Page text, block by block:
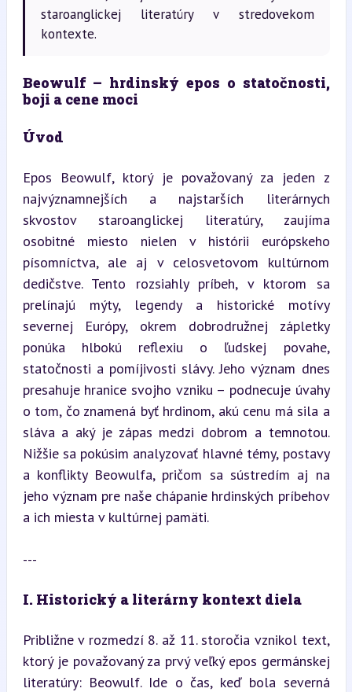
staroanglickej literatúry v stredovekom
kontexte.
Beowulf – hrdinský epos o statočnosti,
boji a cene moci
Úvod
Epos Beowulf, ktorý je považovaný za jeden z
najvýznamnejších a najstarších literárnych
skvostov staroanglickej literatúry, zaujíma
osobitné miesto nielen v histórii európskeho
písomníctva, ale aj v celosvetovom kultúrnom
dedičstve. Tento rozsiahly príbeh, v ktorom sa
prelínajú mýty, legendy a historické motívy
severnej Európy, okrem dobrodružnej zápletky
ponúka hlbokú reflexiu o ľudskej povahe,
statočnosti a pomíjivosti slávy. Jeho význam dnes
presahuje hranice svojho vzniku – podnecuje úvahy
o tom, čo znamená byť hrdinom, akú cenu má sila a
sláva a aký je zápas medzi dobrom a temnotou.
Nižšie sa pokúsim analyzovať hlavné témy, postavy
a konflikty Beowulfa, pričom sa sústredím aj na
jeho význam pre naše chápanie hrdinských príbehov
a ich miesta v kultúrnej pamäti.
---
I. Historický a literárny kontext diela
Približne v rozmedzí 8. až 11. storočia vznikol text,
ktorý je považovaný za prvý veľký epos germánskej
literatúry: Beowulf. Ide o čas, keď bola severná